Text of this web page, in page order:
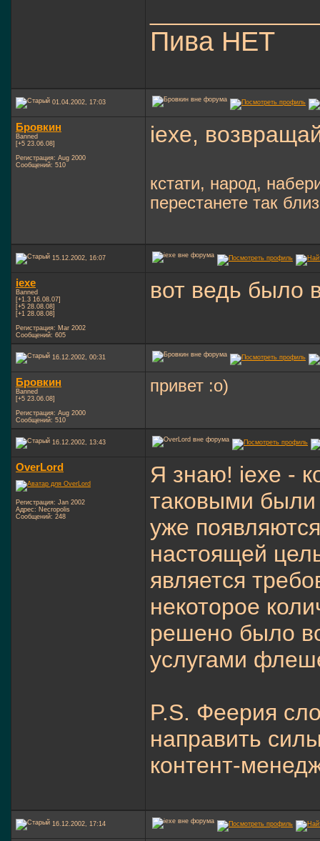
Пива НЕТ
01.04.2002, 17:03
Бровкин
Banned
[+5 23.06.08]
Регистрация: Aug 2000
Сообщений: 510
iexe,
кстати, народ,
перестанете так
15.12.2002, 16:07
iexe
Banned
[+1.3 16.08.07]
[+5 28.08.08]
[+1 28.08.08]
Регистрация: Mar 2002
Сообщений: 605
вот ведь было
16.12.2002, 00:31
Бровкин
Banned
[+5 23.06.08]
Регистрация: Aug 2000
Сообщений: 510
привет :о)
16.12.2002, 13:43
OverLord
Регистрация: Jan 2002
Адрес: Necropolis
Сообщений: 248
Я знаю! iexe -
таковыми были
уже
настоящей
является
некоторое
решено было
услугами
P.S. Феерия
направить
контент-
16.12.2002, 17:14